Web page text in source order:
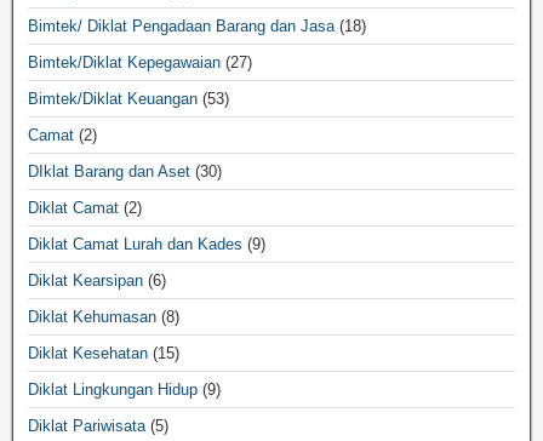
Bimtek/ Diklat Pengadaan Barang dan Jasa (18)
Bimtek/Diklat Kepegawaian (27)
Bimtek/Diklat Keuangan (53)
Camat (2)
DIklat Barang dan Aset (30)
Diklat Camat (2)
Diklat Camat Lurah dan Kades (9)
Diklat Kearsipan (6)
Diklat Kehumasan (8)
Diklat Kesehatan (15)
Diklat Lingkungan Hidup (9)
Diklat Pariwisata (5)